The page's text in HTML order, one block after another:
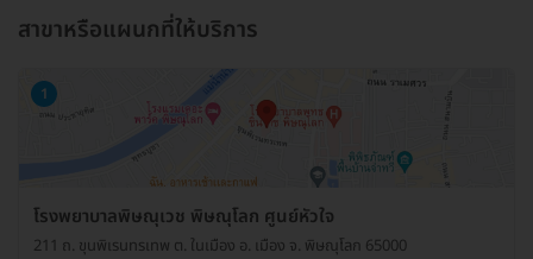
สาขาหรือแผนกที่ให้บริการ
1
โรงพยาบาลพิษณุเวช พิษณุโลก ศูนย์หัวใจ
211 ถ. ขุนพิเรนทรเทพ ต. ในเมือง อ. เมือง จ. พิษณุโลก 65000